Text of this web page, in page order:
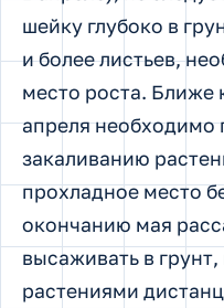
шейку глубоко в
и более листьев,
место роста. Ближе
апреля необходимо
закаливанию
прохладное место
окончанию мая
высаживать в
растениями